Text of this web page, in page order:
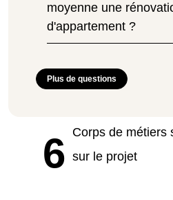
moyenne une
d'appartement ?
Plus de questions
6 Corps de métiers
sur le projet